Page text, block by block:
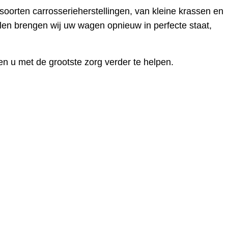
carrosserieherstellingen, van kleine krassen en
brengen wij uw wagen opnieuw in perfecte staat,
u met de grootste zorg verder te helpen.